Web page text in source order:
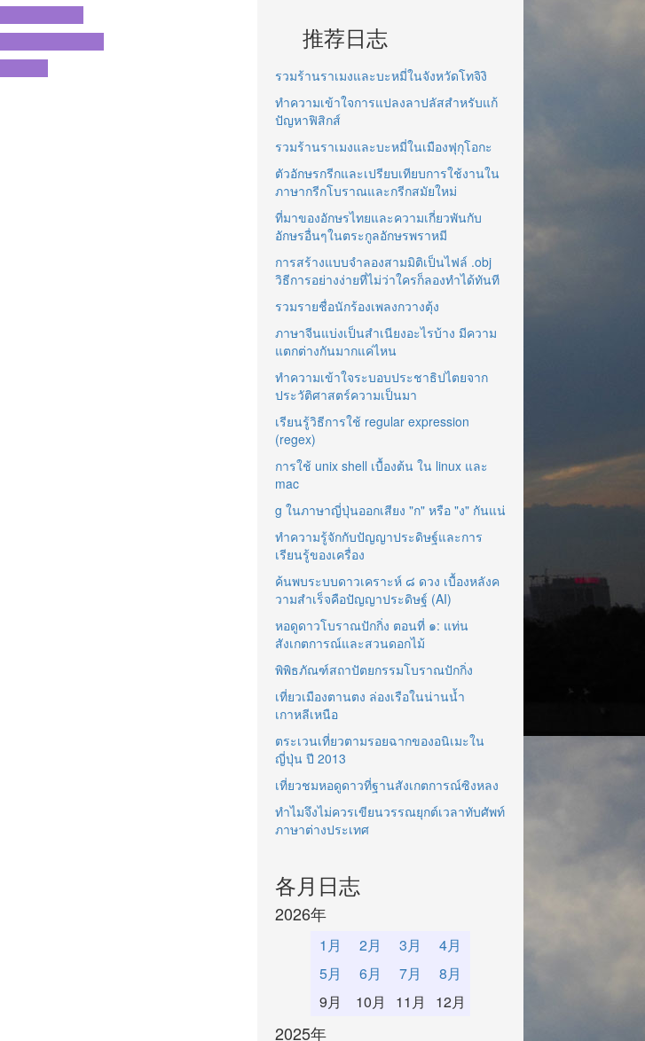
推荐日志
รวมร้านราเมงและบะหมี่ในจังหวัดโทจิงิ
ทำความเข้าใจการแปลงลาปลัสสำหรับแก้
ปัญหาฟิสิกส์
รวมร้านราเมงและบะหมี่ในเมืองฟุกุโอกะ
ตัวอักษรกรีกและเปรียบเทียบการใช้งานใน
ภาษากรีกโบราณและกรีกสมัยใหม่
ที่มาของอักษรไทยและความเกี่ยวพันกับ
อักษรอื่นๆในตระกูลอักษรพราหมี
การสร้างแบบจำลองสามมิติเป็นไฟล์ .obj
วิธีการอย่างง่ายที่ไม่ว่าใครก็ลองทำได้ทันที
รวมรายชื่อนักร้องเพลงกวางตุ้ง
ภาษาจีนแบ่งเป็นสำเนียงอะไรบ้าง มีความ
แตกต่างกันมากแค่ไหน
ทำความเข้าใจระบอบประชาธิปไตยจาก
ประวัติศาสตร์ความเป็นมา
เรียนรู้วิธีการใช้ regular expression
(regex)
การใช้ unix shell เบื้องต้น ใน linux และ
mac
g ในภาษาญี่ปุ่นออกเสียง "ก" หรือ "ง" กันแน่
ทำความรู้จักกับปัญญาประดิษฐ์และการ
เรียนรู้ของเครื่อง
ค้นพบระบบดาวเคราะห์ ๘ ดวง เบื้องหลังค
วามสำเร็จคือปัญญาประดิษฐ์ (AI)
หอดูดาวโบราณปักกิ่ง ตอนที่ ๑: แท่น
สังเกตการณ์และสวนดอกไม้
พิพิธภัณฑ์สถาปัตยกรรมโบราณปักกิ่ง
เที่ยวเมืองตานตง ล่องเรือในน่านน้ำ
เกาหลีเหนือ
ตระเวนเที่ยวตามรอยฉากของอนิเมะใน
ญี่ปุ่น ปี 2013
เที่ยวชมหอดูดาวที่ฐานสังเกตการณ์ซิงหลง
ทำไมจึงไม่ควรเขียนวรรณยุกต์เวลาทับศัพท์
ภาษาต่างประเทศ
各月日志
2026年
1月 2月 3月
4月
5月
6月 7月
8月
9月
10月 11月 12月
2025年